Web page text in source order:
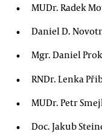
MUDr. Radek
Daniel D.
Mgr. Daniel
RNDr. Lenka
MUDr. Petr
Doc. Jakub